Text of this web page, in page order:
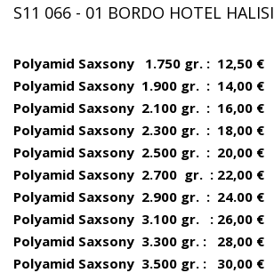
S11 066 - 01 BORDO HOTEL HALISI
Polyamid Saxsony 1.750 gr. : 12,50 €
Polyamid Saxsony 1.900 gr. : 14,00 €
Polyamid Saxsony 2.100 gr. : 16,00 €
Polyamid Saxsony 2.300 gr. : 18,00 €
Polyamid Saxsony 2.500 gr. : 20,00 €
Polyamid Saxsony 2.700 gr. : 22,00 €
Polyamid Saxsony 2.900 gr. : 24.00 €
Polyamid Saxsony 3.100 gr. : 26,00 €
Polyamid Saxsony 3.300 gr. : 28,00 €
Polyamid Saxsony 3.500 gr. : 30,00 €